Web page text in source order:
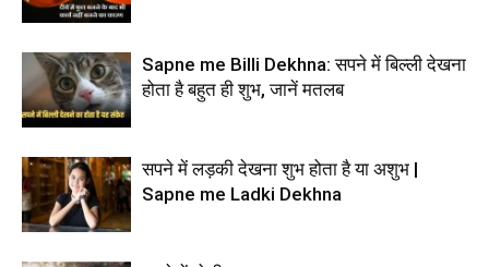
Sapne me Billi Dekhna: सपने में बिल्ली देखना
होता है बहुत ही शुभ, जानें मतलब
सपने में लड़की देखना शुभ होता है या अशुभ |
Sapne me Ladki Dekhna